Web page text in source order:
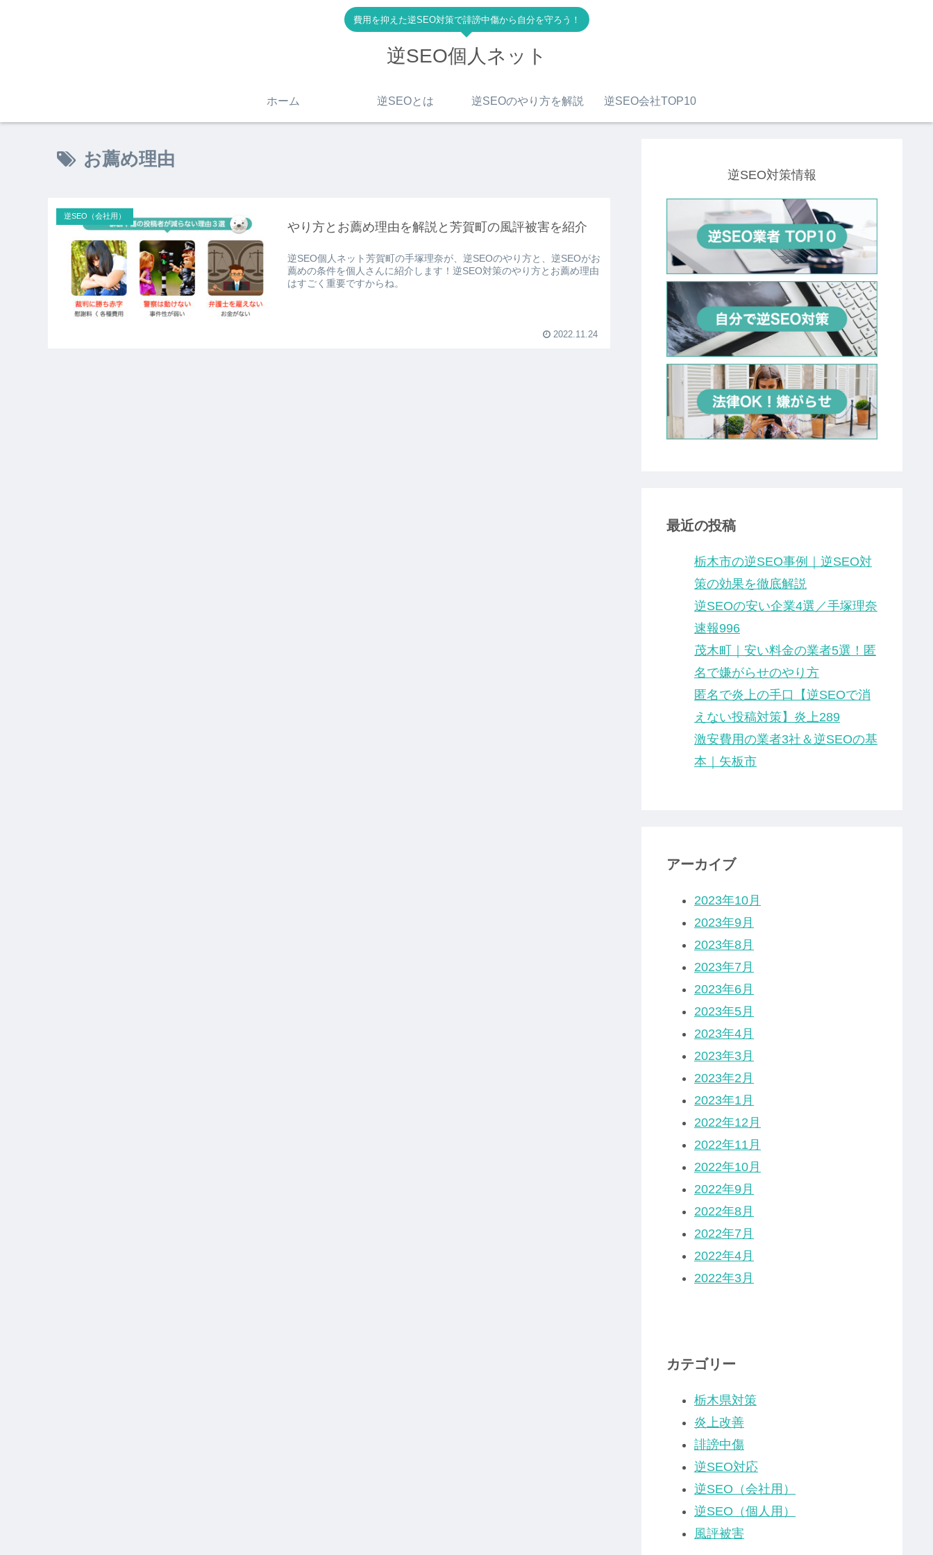
費用を抑えた逆SEO対策で誹謗中傷から自分を守ろう！
逆SEO個人ネット
ホーム 逆SEOとは 逆SEOのやり方を解説 逆SEO会社TOP10
お薦め理由
逆SEO（会社用）
やり方とお薦め理由を解説と芳賀町の風評被害を紹介
逆SEO個人ネット芳賀町の手塚理奈が、逆SEOのやり方と、逆SEOがお
薦めの条件を個人さんに紹介します！逆SEO対策のやり方とお薦め理由
はすごく重要ですからね。
2022.11.24
逆SEO対策情報
最近の投稿
栃木市の逆SEO事例｜逆SEO対
策の効果を徹底解説
逆SEOの安い企業4選／手塚理奈
速報996
茂木町｜安い料金の業者5選！匿
名で嫌がらせのやり方
匿名で炎上の手口【逆SEOで消
えない投稿対策】炎上289
激安費用の業者3社＆逆SEOの基
本｜矢板市
アーカイブ
2023年10月
2023年9月
2023年8月
2023年7月
2023年6月
2023年5月
2023年4月
2023年3月
2023年2月
2023年1月
2022年12月
2022年11月
2022年10月
2022年9月
2022年8月
2022年7月
2022年4月
2022年3月
カテゴリー
栃木県対策
炎上改善
誹謗中傷
逆SEO対応
逆SEO（会社用）
逆SEO（個人用）
風評被害